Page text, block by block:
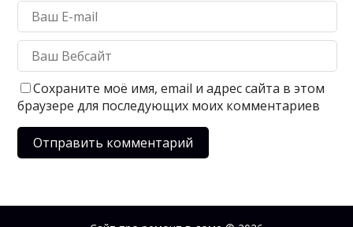
Сохраните моё имя, email и адрес сайта в этом
браузере для последующих моих комментариев